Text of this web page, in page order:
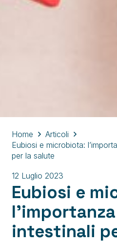
Home
Articoli
Eubiosi e microbiota:
per la salute
12 Luglio 2023
Eubiosi e
intestinali